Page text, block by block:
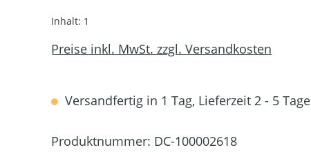
Inhalt: 1
Preise inkl. MwSt. zzgl. Versandkosten
Versandfertig in 1 Tag, Lieferzeit 2 - 5 Tage
Produktnummer: DC-100002618